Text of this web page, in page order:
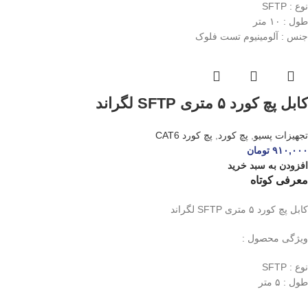
نوع : SFTP
طول : ۱۰ متر
جنس : آلومینیوم تست فلوک
کابل پچ کورد ۵ متری SFTP لگراند
تجهیزات پسیو پچ کورد
پچ کورد CAT6
۹۱۰,۰۰۰ تومان
افزودن به سبد خرید
معرفی کوتاه
کابل پچ کورد ۵ متری SFTP لگراند
ویژگی محصول :
نوع : SFTP
طول : ۵ متر